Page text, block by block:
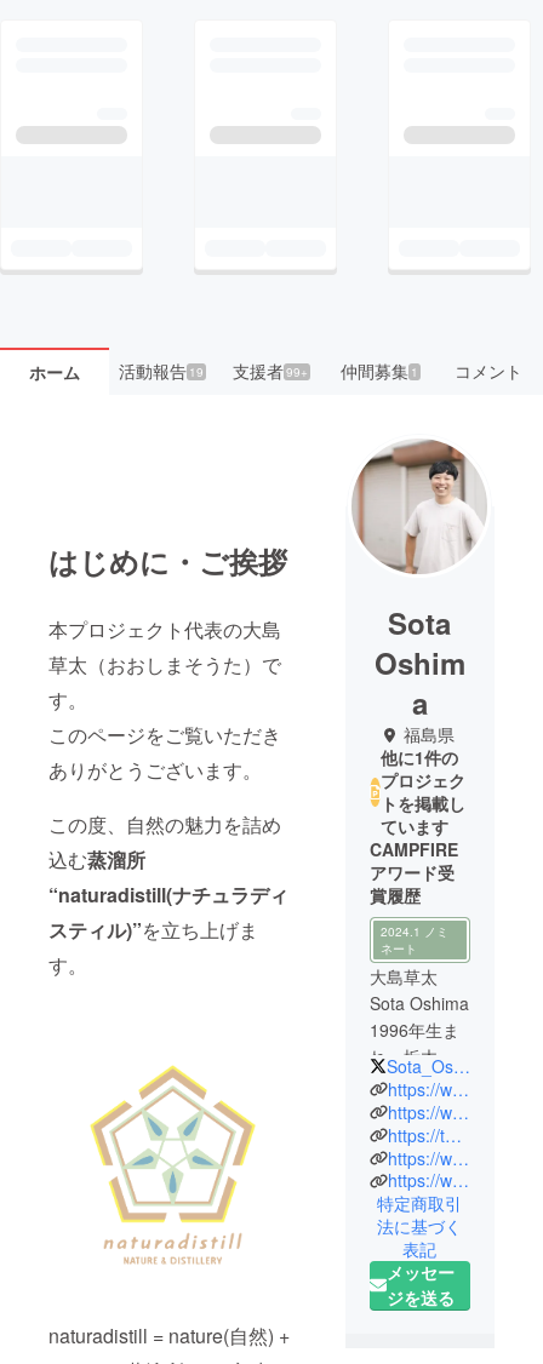
ホーム 活動報告19 支援者99+ 仲間募集 1 コメント
はじめに・ご挨拶
本プロジェクト代表の大島
草太（おおしまそうた）で
す。
このページをご覧いただき
ありがとうございます。
この度、自然の魅力を詰め
込む蒸溜所
“naturadistill(ナチュラディ
スティル)”を立ち上げま
す。
naturadistill = nature(自然) +
Sota
Oshim
a
福島県
他に1件の
プロジェク
トを掲載し
ています
CAMPFIRE
アワード受
賞履歴
2024.1 ノミ
ネート
大島草太
Sota Oshima
1996年生ま
れ。栃木県
出身、福島
大学卒。在
学中に
「Kokage
Kitchen」を
開業、移動
販売車で事
業開始。大
学4年次に地
Sota_Oshima
https://www.facebook.com/souta.oshima.73
https://www.instagram.com/naturadistill/
https://twitter.com/Sota_Oshima
https://www.instagram.com/kokage_kitchen/
https://www.facebook.com/KokageKitchen/
特定商取引
法に基づく
表記
メッセー
ジを送る